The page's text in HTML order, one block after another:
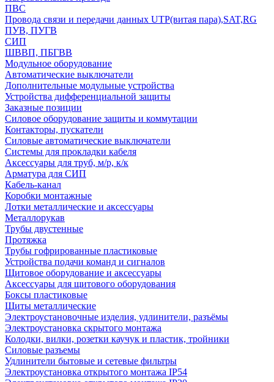
ПВС
Провода связи и передачи данных UTP(витая пара),SAT,RG
ПУВ, ПУГВ
СИП
ШВВП, ПБГВВ
Модульное оборудование
Автоматические выключатели
Дополнительные модульные устройства
Устройства дифференциальной защиты
Заказные позиции
Силовое оборудование защиты и коммутации
Контакторы, пускатели
Силовые автоматические выключатели
Системы для прокладки кабеля
Аксессуары для труб, м/р, к/к
Арматура для СИП
Кабель-канал
Коробки монтажные
Лотки металлические и аксессуары
Металлорукав
Трубы двустенные
Протяжка
Трубы гофрированные пластиковые
Устройства подачи команд и сигналов
Щитовое оборудование и аксессуары
Аксессуары для щитового оборудования
Боксы пластиковые
Щиты металлические
Электроустановочные изделия, удлинители, разъёмы
Электроустановка скрытого монтажа
Колодки, вилки, розетки каучук и пластик, тройники
Силовые разъемы
Удлинители бытовые и сетевые фильтры
Электроустановка открытого монтажа IP54